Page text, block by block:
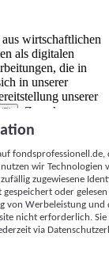
wirtschaftlichen
als digitalen
die in
in unserer
unserer
. Zwecke:
Werbeleistung
(z. B. login-
mit anderen
usw.) auf
werden, um es
einer Webseite
hier aufgeführten
wir Technologien
zugewiesene
oder
von Werbeleistung
nicht erforderlich.
via